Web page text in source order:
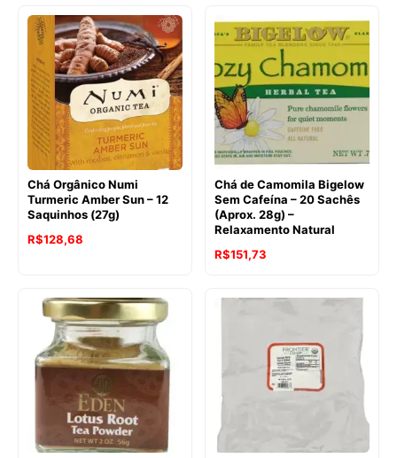
original
era:
R$123,69.
atual
é:
R$116,71.
era:
R$112,67.
é:
R$110,72.
Chá Orgânico Numi
Turmeric Amber Sun – 12
Saquinhos (27g)
O
era:
R$146,84.
R$128,68
é:
R$128,68.
Chá de Camomila Bigelow
Sem Cafeína – 20 Sachês
(Aprox. 28g) –
Relaxamento Natural
R$151,73